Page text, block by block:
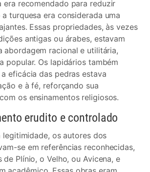
era recomendado para reduzir
turquesa era considerada uma
Essas propriedades, às vezes
antigas ou árabes, estavam
abordagem racional e utilitária,
popular. Os lapidários também
eficácia das pedras estava
e à fé, reforçando sua
os ensinamentos religiosos.
erudito e controlado
legitimidade, os autores dos
se em referências reconhecidas,
Plínio, o Velho, ou Avicena, e